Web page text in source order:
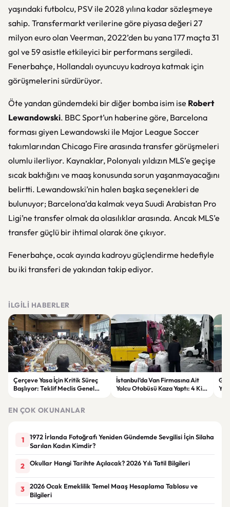
yaşındaki futbolcu, PSV ile 2028 yılına kadar sözleşmeye
sahip. Transfermarkt verilerine göre piyasa değeri 27
milyon euro olan Veerman, 2022’den bu yana 177 maçta 31
gol ve 59 asistle etkileyici bir performans sergiledi.
Fenerbahçe, Hollandalı oyuncuyu kadroya katmak için
görüşmelerini sürdürüyor.
Öte yandan gündemdeki bir diğer bomba isim ise Robert
Lewandowski. BBC Sport’un haberine göre, Barcelona
forması giyen Lewandowski ile Major League Soccer
takımlarından Chicago Fire arasında transfer görüşmeleri
olumlu ilerliyor. Kaynaklar, Polonyalı yıldızın MLS’e geçişe
sıcak baktığını ve maaş konusunda sorun yaşanmayacağını
belirtti. Lewandowski’nin halen başka seçenekleri de
bulunuyor; Barcelona’da kalmak veya Suudi Arabistan Pro
Ligi’ne transfer olmak da olasılıklar arasında. Ancak MLS’e
transfer güçlü bir ihtimal olarak öne çıkıyor.
Fenerbahçe, ocak ayında kadroyu güçlendirme hedefiyle
bu iki transferi de yakından takip ediyor.
İLGILI HABERLER
Çerçeve Yasa İçin Kritik Süreç
Başlıyor: Teklif Meclis Genel
İstanbul’da Van Firmasına Ait
Yolcu Otobüsü Kaza Yaptı: 4 Kişi
EN ÇOK OKUNANLAR
1
1972 İrlanda Fotoğrafı Yeniden Gündemde Sevgilisi İçin Silaha
Sarılan Kadın Kimdir?
2 Okullar Hangi Tarihte Açılacak? 2026 Yılı Tatil Bilgileri
3
2026 Ocak Emeklilik Temel Maaş Hesaplama Tablosu ve
Bilgileri